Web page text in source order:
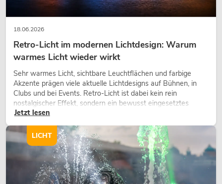
599,00€
18.06.2026
Retro-Licht im modernen Lichtdesign: Warum
warmes Licht wieder wirkt
Sehr warmes Licht, sichtbare Leuchtflächen und farbige
Akzente prägen viele aktuelle Lichtdesigns auf Bühnen, in
Clubs und bei Events. Retro-Licht ist dabei kein rein
nostalgischer Effekt, sondern ein bewusst eingesetztes
Gestaltungsmittel: Es schafft Atmosphäre, gibt Szenen
wirken lassen.
Jetzt lesen
LICHT